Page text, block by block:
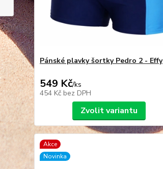
Pánské plavky šortky Pedro 2 - Effy
549 Kč/ks
454 Kč bez DPH
Zvolit variantu
Akce
Novinka